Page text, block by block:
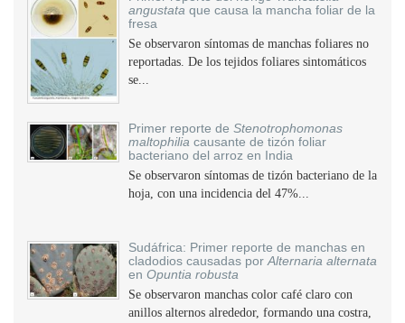
angustata que causa la mancha foliar de la
fresa
Se observaron síntomas de manchas foliares no
reportadas. De los tejidos foliares sintomáticos
se...
Primer reporte de Stenotrophomonas
maltophilia causante de tizón foliar
bacteriano del arroz en India
Se observaron síntomas de tizón bacteriano de la
hoja, con una incidencia del 47%...
Sudáfrica: Primer reporte de manchas en
cladodios causadas por Alternaria alternata
en Opuntia robusta
Se observaron manchas color café claro con
anillos alternos alrededor, formando una costra,